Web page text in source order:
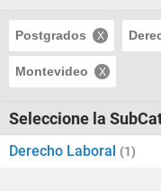
Postgrados
Montevideo
Seleccione la
Derecho Laboral (1)